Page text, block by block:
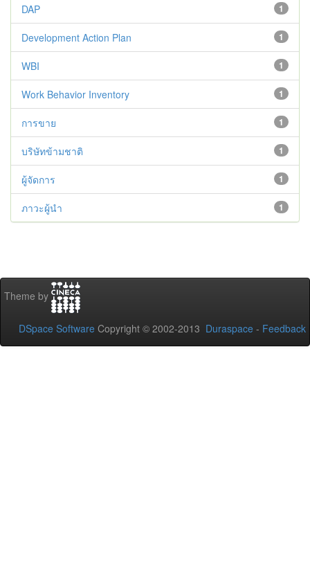
1
DAP
1
Development Action Plan
1
WBI
1
Work Behavior Inventory
1
การขาย
1
บริษัทข้ามชาติ
1
ผู้จัดการ
1
ภาวะผู้นำ
Theme by
DSpace Software Copyright © 2002-2013 Duraspace - Feedback